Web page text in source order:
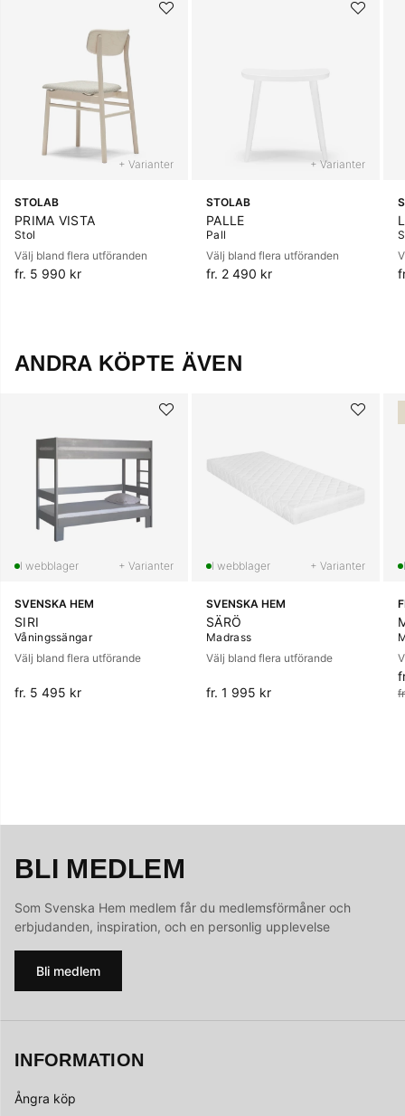
+ Varianter
STOLAB
PRIMA VISTA
Stol
Välj bland flera utföranden
fr. 5 990 kr
+ Varianter
STOLAB
PALLE
Pall
Välj bland flera utföranden
fr. 2 490 kr
ANDRA KÖPTE ÄVEN
+ Varianter
SVENSKA HEM
SIRI
Våningssängar
Välj bland flera utförande
fr. 5 495 kr
+ Varianter
SVENSKA HEM
SÄRÖ
Madrass
Välj bland flera utförande
fr. 1 995 kr
BLI MEDLEM
Som Svenska Hem medlem får du medlemsförmåner och
erbjudanden, inspiration, och en personlig upplevelse
Bli medlem
INFORMATION
Ångra köp